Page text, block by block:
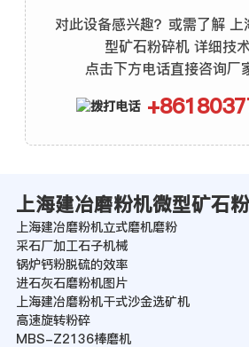
对此设备感兴趣？或需了解
型矿石粉碎机 详细技
点击下方电话直接咨询厂
上海建冶磨粉机微型矿石
上海建冶磨粉机立式磨机磨粉
采石厂加工石子机械
锅炉钙粉脱硫的效率
进石灰石磨粉机图片
上海建冶磨粉机干式沙金选矿机
高速旋转粉碎
MBS-Z2136棒磨机